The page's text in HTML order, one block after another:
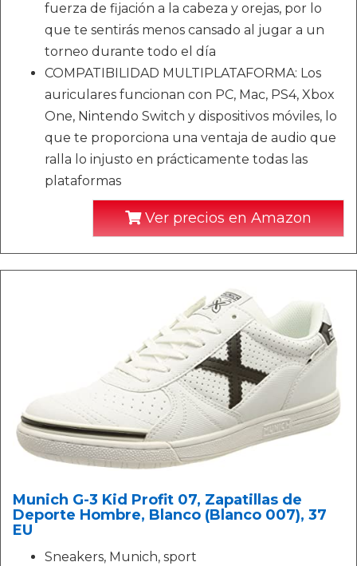
fuerza de fijación a la cabeza y orejas, por lo
que te sentirás menos cansado al jugar a un
torneo durante todo el día
COMPATIBILIDAD MULTIPLATAFORMA: Los
auriculares funcionan con PC, Mac, PS4, Xbox
One, Nintendo Switch y dispositivos móviles, lo
que te proporciona una ventaja de audio que
ralla lo injusto en prácticamente todas las
plataformas
Ver precios en Amazon
Munich G-3 Kid Profit 07, Zapatillas de
Deporte Hombre, Blanco (Blanco 007), 37
EU
Sneakers, Munich, sport